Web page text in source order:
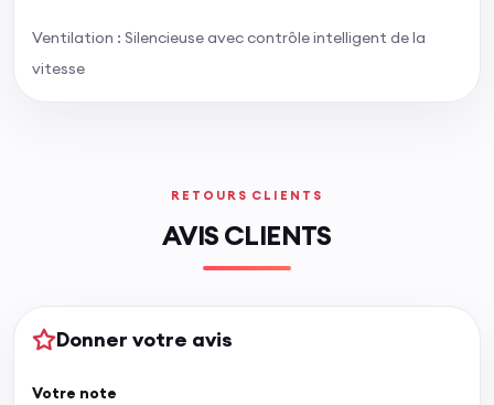
Ventilation : Silencieuse avec contrôle intelligent de la
vitesse
RETOURS CLIENTS
AVIS CLIENTS
Donner votre avis
Votre note